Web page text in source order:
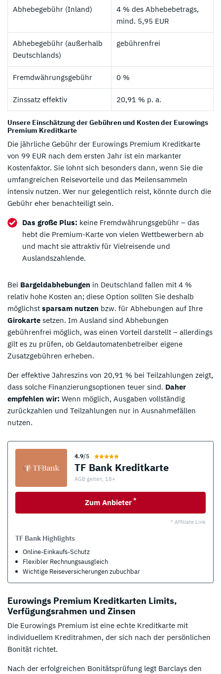
Abhebegebühr (Inland)
4 % des Abhebebetrags,
mind. 5,95 EUR
Abhebegebühr (außerhalb
Deutschlands)
gebührenfrei
Fremdwährungsgebühr 0 %
Zinssatz effektiv 20,91 % p. a.
Unsere Einschätzung der Gebühren und Kosten der Eurowings
Premium Kreditkarte
Die jährliche Gebühr der Eurowings Premium Kreditkarte
von 99 EUR nach dem ersten Jahr ist ein markanter
Kostenfaktor. Sie lohnt sich besonders dann, wenn Sie die
umfangreichen Reisevorteile und das Meilensammeln
intensiv nutzen. Wer nur gelegentlich reist, könnte durch die
Gebühr eher benachteiligt sein.
Das große Plus: keine Fremdwährungsgebühr – das
hebt die Premium-Karte von vielen Wettbewerbern ab
und macht sie attraktiv für Vielreisende und
Auslandszahlende.
Bei Bargeldabhebungen in Deutschland fallen mit 4 %
relativ hohe Kosten an; diese Option sollten Sie deshalb
möglichst sparsam nutzen bzw. für Abhebungen auf Ihre
Girokarte setzen. Im Ausland sind Abhebungen
gebührenfrei möglich, was einen Vorteil darstellt – allerdings
gilt es zu prüfen, ob Geldautomatenbetreiber eigene
Zusatzgebühren erheben.
Der effektive Jahreszins von 20,91 % bei Teilzahlungen zeigt,
dass solche Finanzierungsoptionen teuer sind. Daher
empfehlen wir: Wenn möglich, Ausgaben vollständig
zurückzahlen und Teilzahlungen nur in Ausnahmefällen
nutzen.
4.9/5
TF Bank Kreditkarte
AGB gelten, 18+
Zum Anbieter *
* Affiliate Link
TF Bank Highlights
Online-Einkaufs-Schutz
Flexibler Rechnungsausgleich
Wichtige Reiseversicherungen zubuchbar
Eurowings Premium Kreditkarten Limits,
Verfügungsrahmen und Zinsen
Die Eurowings Premium ist eine echte Kreditkarte mit
individuellem Kreditrahmen, der sich nach der persönlichen
Bonität richtet.
Nach der erfolgreichen Bonitätsprüfung legt Barclays den